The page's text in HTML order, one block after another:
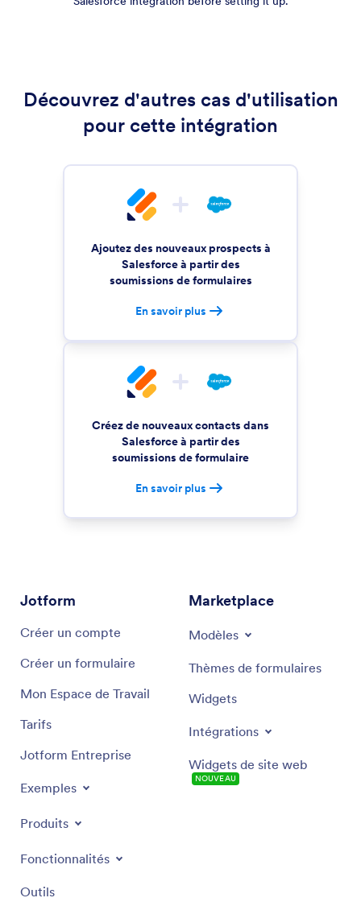
Découvrez d'autres cas d'utilisation
pour cette intégration
Ajoutez des nouveaux prospects à
Salesforce à partir des
soumissions de formulaires
En savoir plus
Créez de nouveaux contacts dans
Salesforce à partir des
soumissions de formulaire
En savoir plus
Jotform
Créer un compte
Créer un formulaire
Mon Espace de Travail
Tarifs
Jotform Entreprise
Exemples
Produits
Fonctionnalités
Outils
Marketplace
Modèles
Thèmes de formulaires
Widgets
Intégrations
Widgets de site web
NOUVEAU